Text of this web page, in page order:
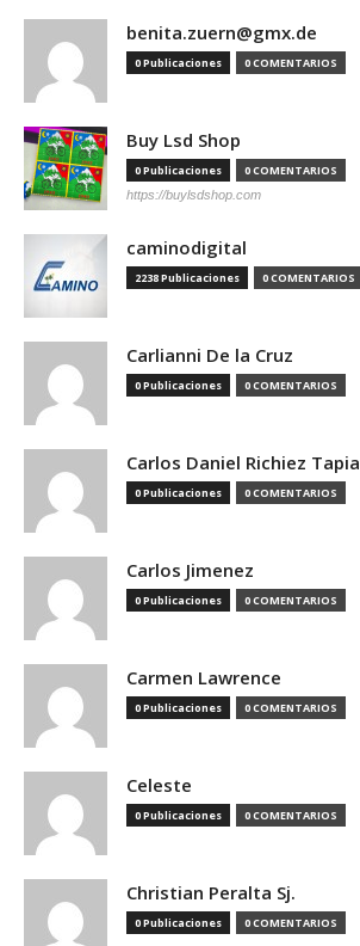
benita.zuern@gmx.de
0 Publicaciones 0 COMENTARIOS
Buy Lsd Shop
0 Publicaciones 0 COMENTARIOS
https://buylsdshop.com
caminodigital
2238 Publicaciones 0 COMENTARIOS
Carlianni De la Cruz
0 Publicaciones 0 COMENTARIOS
Carlos Daniel Richiez Tapia
0 Publicaciones 0 COMENTARIOS
Carlos Jimenez
0 Publicaciones 0 COMENTARIOS
Carmen Lawrence
0 Publicaciones 0 COMENTARIOS
Celeste
0 Publicaciones 0 COMENTARIOS
Christian Peralta Sj.
0 Publicaciones 0 COMENTARIOS